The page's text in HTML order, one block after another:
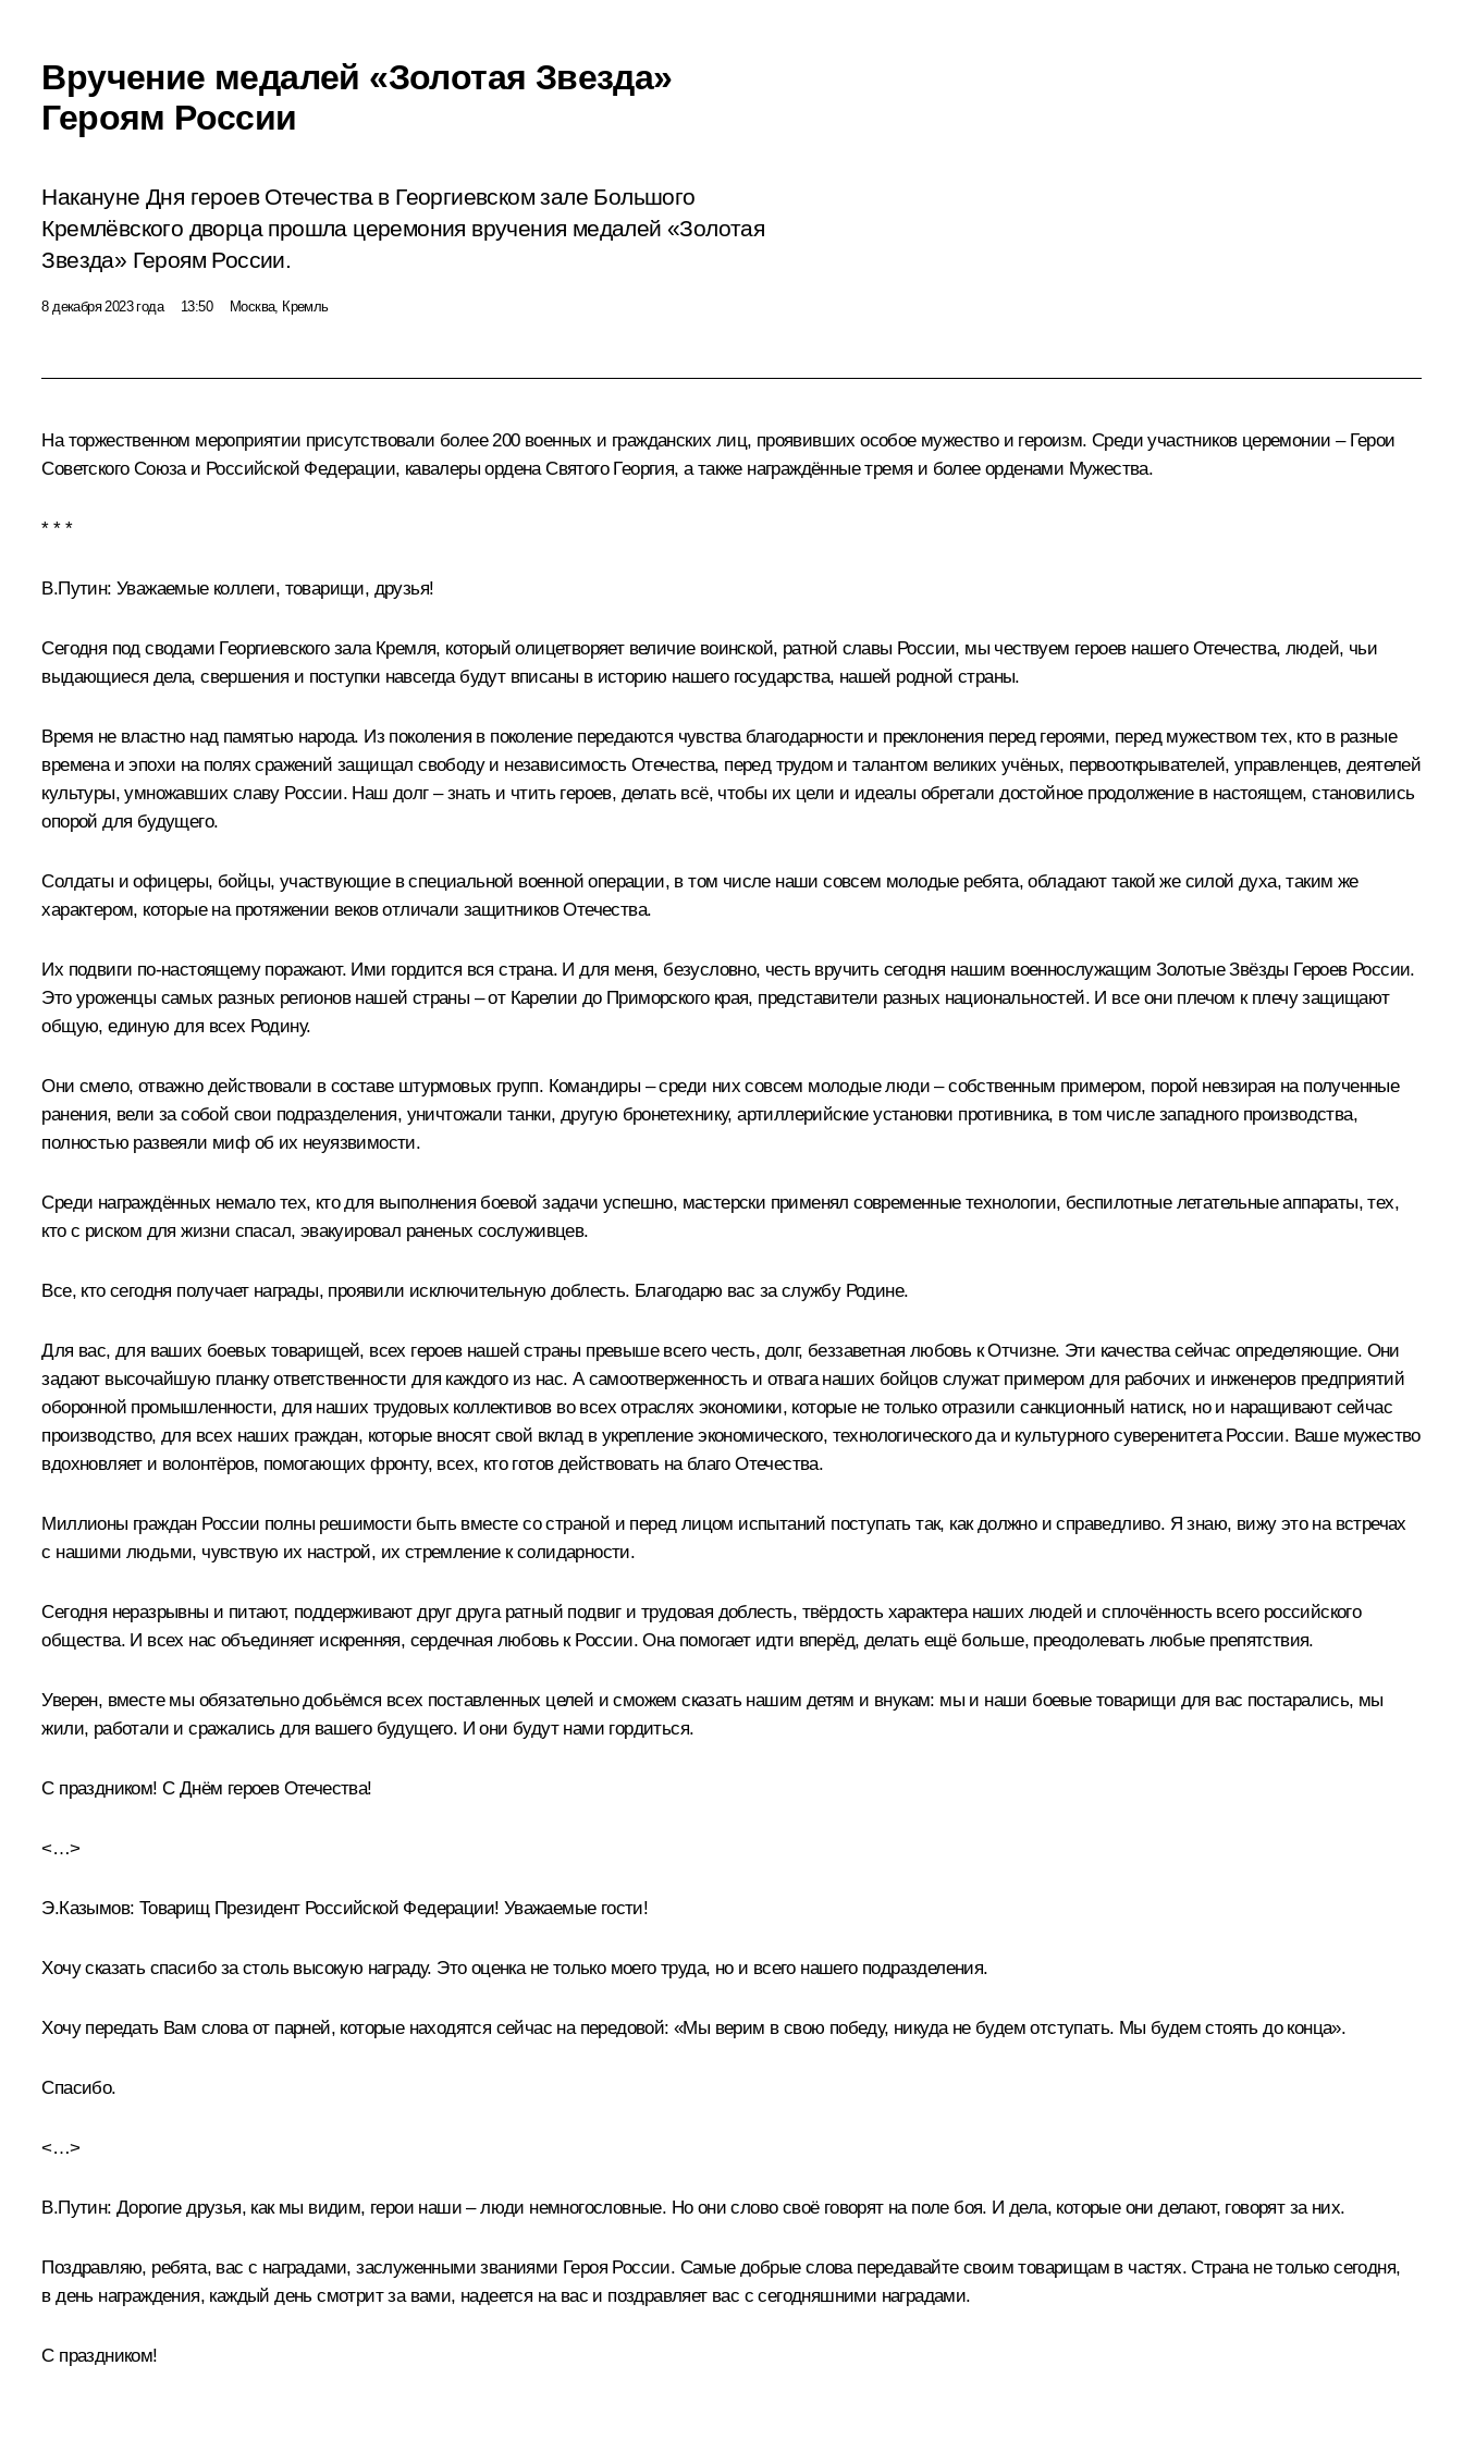
Вручение медалей «Золотая Звезда»
Героям России
Накануне Дня героев Отечества в Георгиевском зале Большого
Кремлёвского дворца прошла церемония вручения медалей «Золотая
Звезда» Героям России.
8 декабря 2023 года 13:50 Москва, Кремль
На торжественном мероприятии присутствовали более 200 военных и гражданских лиц, проявивших особое мужество и героизм. Среди участников церемонии – Герои
Советского Союза и Российской Федерации, кавалеры ордена Святого Георгия, а также награждённые тремя и более орденами Мужества.
* * *
В.Путин: Уважаемые коллеги, товарищи, друзья!
Сегодня под сводами Георгиевского зала Кремля, который олицетворяет величие воинской, ратной славы России, мы чествуем героев нашего Отечества, людей, чьи
выдающиеся дела, свершения и поступки навсегда будут вписаны в историю нашего государства, нашей родной страны.
Время не властно над памятью народа. Из поколения в поколение передаются чувства благодарности и преклонения перед героями, перед мужеством тех, кто в разные
времена и эпохи на полях сражений защищал свободу и независимость Отечества, перед трудом и талантом великих учёных, первооткрывателей, управленцев, деятелей
культуры, умножавших славу России. Наш долг – знать и чтить героев, делать всё, чтобы их цели и идеалы обретали достойное продолжение в настоящем, становились
опорой для будущего.
Солдаты и офицеры, бойцы, участвующие в специальной военной операции, в том числе наши совсем молодые ребята, обладают такой же силой духа, таким же
характером, которые на протяжении веков отличали защитников Отечества.
Их подвиги по-настоящему поражают. Ими гордится вся страна. И для меня, безусловно, честь вручить сегодня нашим военнослужащим Золотые Звёзды Героев России.
Это уроженцы самых разных регионов нашей страны – от Карелии до Приморского края, представители разных национальностей. И все они плечом к плечу защищают
общую, единую для всех Родину.
Они смело, отважно действовали в составе штурмовых групп. Командиры – среди них совсем молодые люди – собственным примером, порой невзирая на полученные
ранения, вели за собой свои подразделения, уничтожали танки, другую бронетехнику, артиллерийские установки противника, в том числе западного производства,
полностью развеяли миф об их неуязвимости.
Среди награждённых немало тех, кто для выполнения боевой задачи успешно, мастерски применял современные технологии, беспилотные летательные аппараты, тех,
кто с риском для жизни спасал, эвакуировал раненых сослуживцев.
Все, кто сегодня получает награды, проявили исключительную доблесть. Благодарю вас за службу Родине.
Для вас, для ваших боевых товарищей, всех героев нашей страны превыше всего честь, долг, беззаветная любовь к Отчизне. Эти качества сейчас определяющие. Они
задают высочайшую планку ответственности для каждого из нас. А самоотверженность и отвага наших бойцов служат примером для рабочих и инженеров предприятий
оборонной промышленности, для наших трудовых коллективов во всех отраслях экономики, которые не только отразили санкционный натиск, но и наращивают сейчас
производство, для всех наших граждан, которые вносят свой вклад в укрепление экономического, технологического да и культурного суверенитета России. Ваше мужество
вдохновляет и волонтёров, помогающих фронту, всех, кто готов действовать на благо Отечества.
Миллионы граждан России полны решимости быть вместе со страной и перед лицом испытаний поступать так, как должно и справедливо. Я знаю, вижу это на встречах
с нашими людьми, чувствую их настрой, их стремление к солидарности.
Сегодня неразрывны и питают, поддерживают друг друга ратный подвиг и трудовая доблесть, твёрдость характера наших людей и сплочённость всего российского
общества. И всех нас объединяет искренняя, сердечная любовь к России. Она помогает идти вперёд, делать ещё больше, преодолевать любые препятствия.
Уверен, вместе мы обязательно добьёмся всех поставленных целей и сможем сказать нашим детям и внукам: мы и наши боевые товарищи для вас постарались, мы
жили, работали и сражались для вашего будущего. И они будут нами гордиться.
С праздником! С Днём героев Отечества!
<…>
Э.Казымов: Товарищ Президент Российской Федерации! Уважаемые гости!
Хочу сказать спасибо за столь высокую награду. Это оценка не только моего труда, но и всего нашего подразделения.
Хочу передать Вам слова от парней, которые находятся сейчас на передовой: «Мы верим в свою победу, никуда не будем отступать. Мы будем стоять до конца».
Спасибо.
<…>
В.Путин: Дорогие друзья, как мы видим, герои наши – люди немногословные. Но они слово своё говорят на поле боя. И дела, которые они делают, говорят за них.
Поздравляю, ребята, вас с наградами, заслуженными званиями Героя России. Самые добрые слова передавайте своим товарищам в частях. Страна не только сегодня,
в день награждения, каждый день смотрит за вами, надеется на вас и поздравляет вас с сегодняшними наградами.
С праздником!